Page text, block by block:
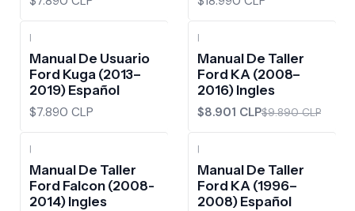
|
Manual De Usuario
Ford Kuga (2013–
2019) Español
$7.890 CLP
|
Manual De Taller
Ford KA (2008–
2016) Ingles
$8.901 CLP$9.890 CLP
|
Manual De Taller
Ford Falcon (2008-
2014) Ingles
|
Manual De Taller
Ford KA (1996–
2008) Español